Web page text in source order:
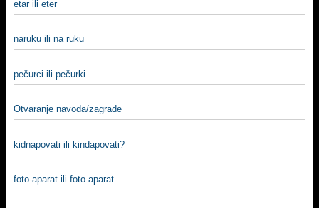
etar ili eter
naruku ili na ruku
pečurci ili pečurki
Otvaranje navoda/zagrade
kidnapovati ili kindapovati?
foto-aparat ili foto aparat